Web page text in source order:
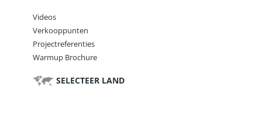
Videos
Verkooppunten
Projectreferenties
Warmup Brochure
SELECTEER LAND